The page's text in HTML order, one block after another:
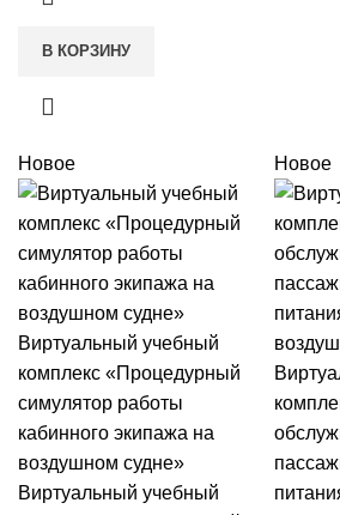
В КОРЗИНУ
Новое Новое